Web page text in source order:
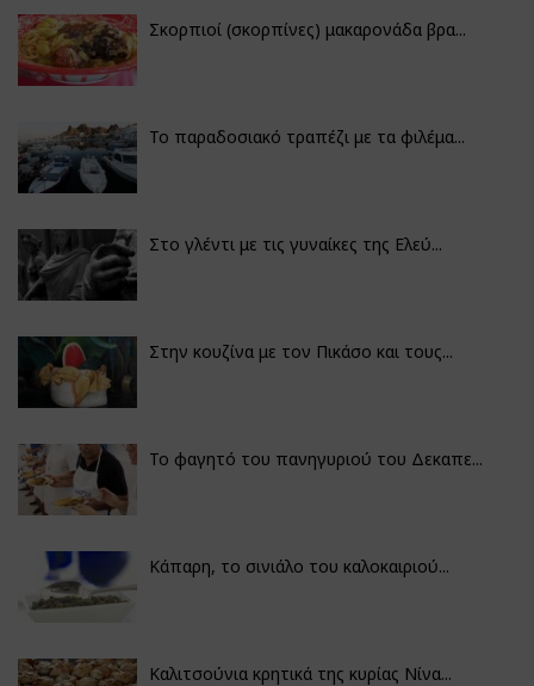
Σκορπιοί (σκορπίνες) μακαρονάδα βρα...
Το παραδοσιακό τραπέζι με τα φιλέμα...
Στο γλέντι με τις γυναίκες της Ελεύ...
Στην κουζίνα με τον Πικάσο και τους...
Το φαγητό του πανηγυριού του Δεκαπε...
Κάπαρη, το σινιάλο του καλοκαιριού...
Καλιτσούνια κρητικά της κυρίας Νίνα...